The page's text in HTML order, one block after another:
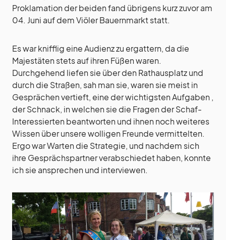
Proklamation der beiden fand übrigens kurz zuvor am
04. Juni auf dem Viöler Bauernmarkt statt.
Es war knifflig eine Audienz zu ergattern, da die
Majestäten stets auf ihren Füßen waren.
Durchgehend liefen sie über den Rathausplatz und
durch die Straßen, sah man sie, waren sie meist in
Gesprächen vertieft, eine der wichtigsten Aufgaben ,
der Schnack, in welchen sie die Fragen der Schaf-
Interessierten beantworten und ihnen noch weiteres
Wissen über unsere wolligen Freunde vermittelten.
Ergo war Warten die Strategie, und nachdem sich
ihre Gesprächspartner verabschiedet haben, konnte
ich sie ansprechen und interviewen.